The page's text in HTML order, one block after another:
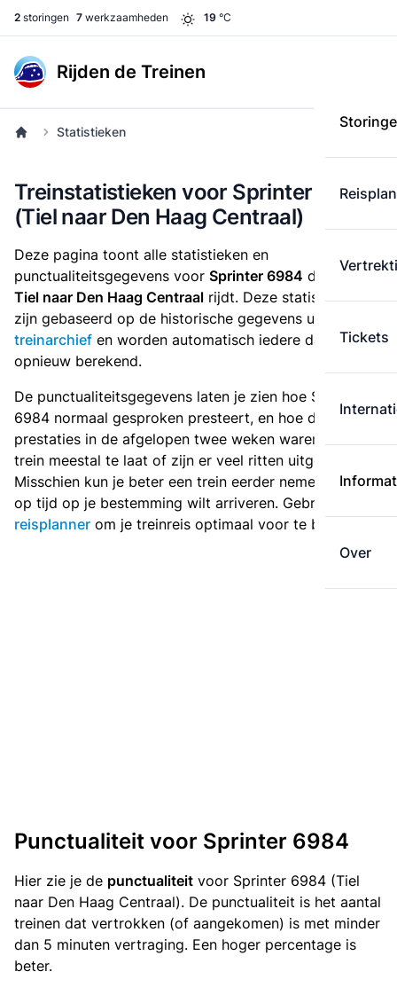
2 storingen 7 werkzaamheden 19 °C
Rijden de Treinen
Tickets
Over
Statistieken
Treinstatistieken voor Sprinter 6984
(Tiel naar Den Haag Centraal)
Deze pagina toont alle statistieken en
punctualiteitsgegevens voor Sprinter 6984 die
van
Tiel naar Den Haag Centraal rijdt. Deze statistieken
zijn gebaseerd op de historische gegevens uit het
treinarchief en worden automatisch iedere dag
opnieuw berekend.
De punctualiteitsgegevens laten je zien hoe Sprinter
6984 normaal gesproken presteert, en hoe de
prestaties in de afgelopen twee weken waren. Is deze
trein meestal te laat of zijn er veel ritten uitgevallen?
Misschien kun je beter een trein eerder nemen als je
op tijd op je bestemming wilt arriveren. Gebruik de
reisplanner om je treinreis optimaal voor te bereiden.
Punctualiteit voor Sprinter 6984
Hier zie je de punctualiteit voor Sprinter 6984 (Tiel
naar Den Haag Centraal). De punctualiteit is het aantal
treinen dat vertrokken (of aangekomen) is met minder
dan 5 minuten vertraging. Een hoger percentage is
beter.